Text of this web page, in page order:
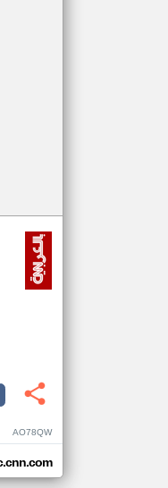
AO78QW